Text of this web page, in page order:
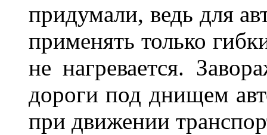
придумали, ведь для
применять только
не нагревается.
дороги под днищем
при движении